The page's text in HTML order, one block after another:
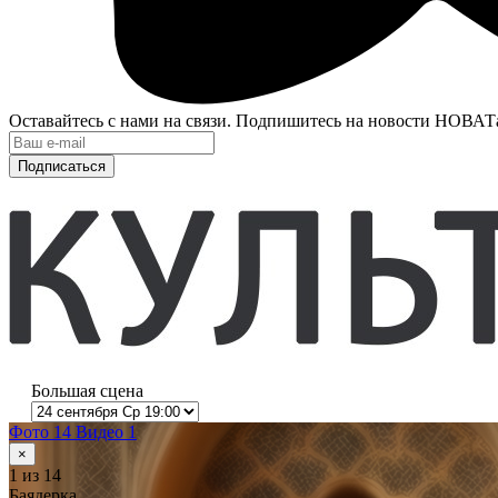
Оставайтесь с нами на связи. Подпишитесь на новости
Подписаться
Большая сцена
Фото 14 Видео 1
×
1 из 14